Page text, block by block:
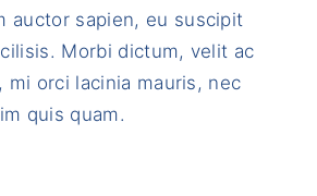
auctor sapien, eu suscipit
Morbi dictum, velit ac
mi orci lacinia mauris, nec
quis quam.